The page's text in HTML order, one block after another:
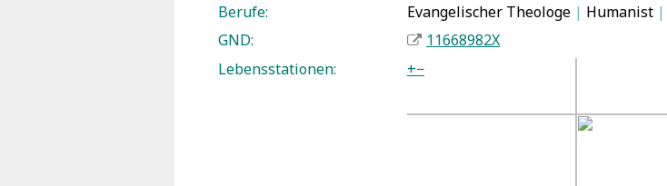
Berufe:
Evangelischer Theologe | Humanist |
GND:
11668982X
Lebensstationen:
+−